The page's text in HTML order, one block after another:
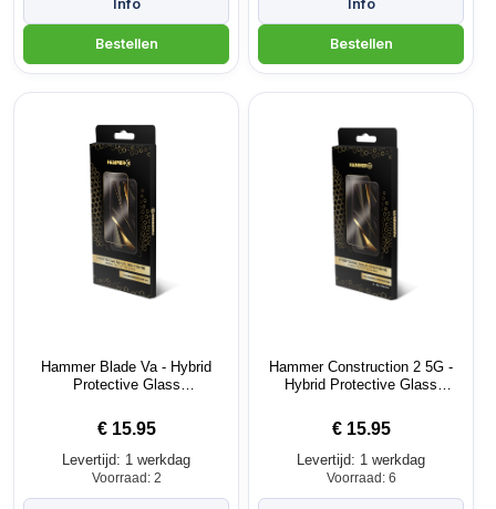
Hammer Blade Va - Hybrid
Protective Glass
€ 15.95
Levertijd: 1 werkdag
Voorraad: 2
Hammer Construction 2 5G -
Hybrid Protective Glass
€ 15.95
Levertijd: 1 werkdag
Voorraad: 6